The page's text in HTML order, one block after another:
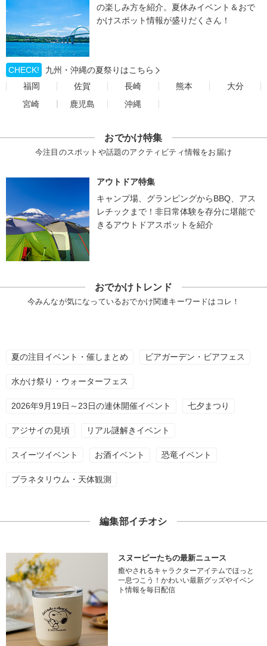
の楽しみ方を紹介。夏休みイベント＆おで
かけスポット情報が盛りだくさん！
CHECK!
九州・沖縄の夏祭りはこちら
福岡
佐賀 長崎 熊本
大分
宮崎
鹿児島 沖縄
おでかけ特集
今注目のスポットや話題のアクティビティ情報をお届け
アウトドア特集
キャンプ場、グランピングからBBQ、アス
レチックまで！非日常体験を存分に堪能で
きるアウトドアスポットを紹介
おでかけトレンド
今みんなが気になっているおでかけ関連キーワードはコレ！
夏の注目イベント・催しまとめ ビアガーデン・ビアフェス
水かけ祭り・ウォーターフェス
2026年9月19日～23日の連休開催イベント 七夕まつり
アジサイの見頃 リアル謎解きイベント
スイーツイベント お酒イベント 恐竜イベント
プラネタリウム・天体観測
編集部イチオシ
スヌーピーたちの最新ニュース
癒やされるキャラクターアイテムでほっと
一息つこう！かわいい最新グッズやイベン
ト情報を毎日配信